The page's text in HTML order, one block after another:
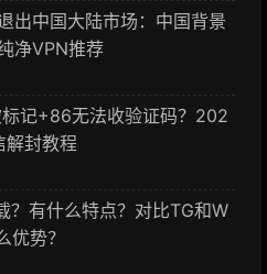
出中国大陆市场：中国背景
净VPN推荐
记+86无法收验证码？202
解封教程
？有什么特点？对比TG和W
优势？